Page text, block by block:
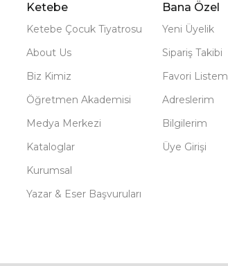
Ketebe
Ketebe Çocuk Tiyatrosu
About Us
Biz Kimiz
Öğretmen Akademisi
Medya Merkezi
Kataloglar
Kurumsal
Yazar & Eser Başvuruları
Bana Özel
Yeni Üyelik
Sipariş Takibi
Favori Listem
Adreslerim
Bilgilerim
Üye Girişi